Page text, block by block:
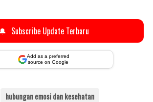
🔔 Subscribe Update Terbaru
Add as a preferred
source on Google
hubungan emosi dan kesehatan